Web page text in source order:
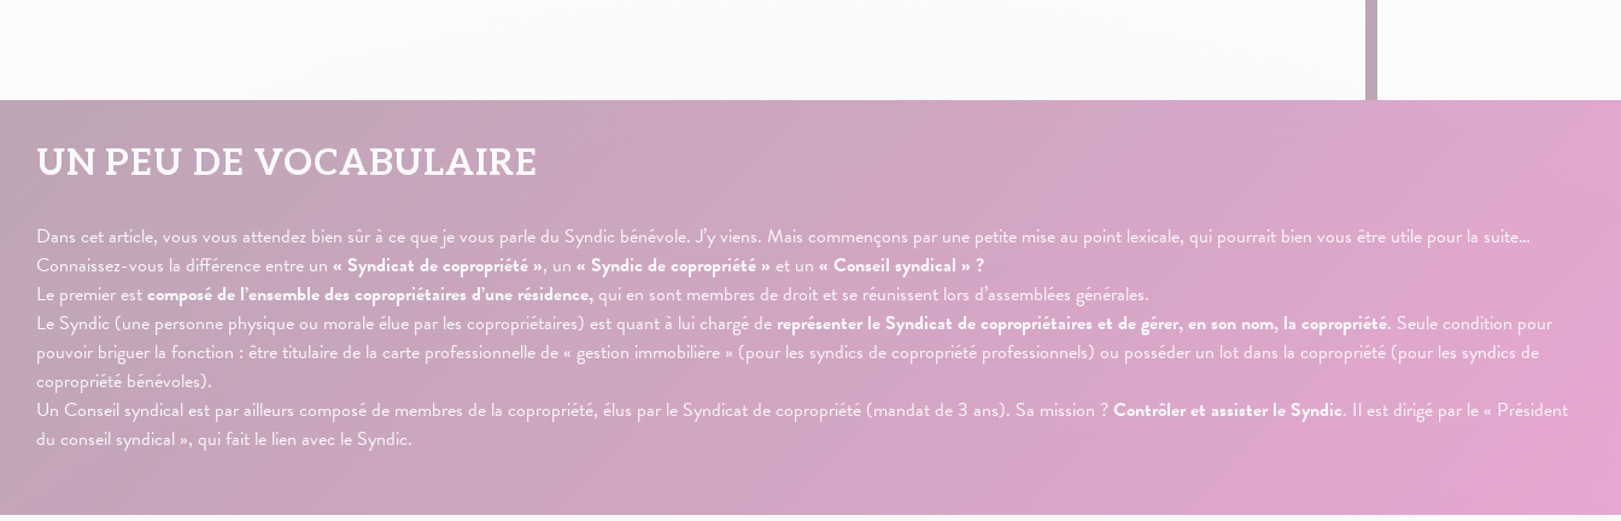
UN PEU DE VOCABULAIRE
Dans cet article, vous vous attendez bien sûr à ce que je vous parle du Syndic bénévole. J’y viens. Mais commençons par une petite mise au point lexicale, qui pourrait bien vous être utile pour la suite…
Connaissez-vous la différence entre un « Syndicat de copropriété », un « Syndic de copropriété » et un « Conseil syndical » ?
Le premier estcomposé de l’ensemble des copropriétaires d’une résidence, qui en sont membres de droit et se réunissent lors d’assemblées générales.
Le Syndic (une personne physique ou morale élue par les copropriétaires) est quant à lui chargé de représenter le Syndicat de copropriétaires et de gérer, en son nom, la copropriété. Seule condition pour
pouvoir briguer la fonction : être titulaire de la carte professionnelle de « gestion immobilière » (pour les syndics de copropriété professionnels) ou posséder un lot dans la copropriété (pour les syndics de
copropriété bénévoles).
Un Conseil syndical est par ailleurs composé de membres de la copropriété, élus par le Syndicat de copropriété (mandat de 3 ans). Sa mission ?Contrôler et assister le Syndic. Il est dirigé par le « Président
du conseil syndical », qui fait le lien avec le Syndic.